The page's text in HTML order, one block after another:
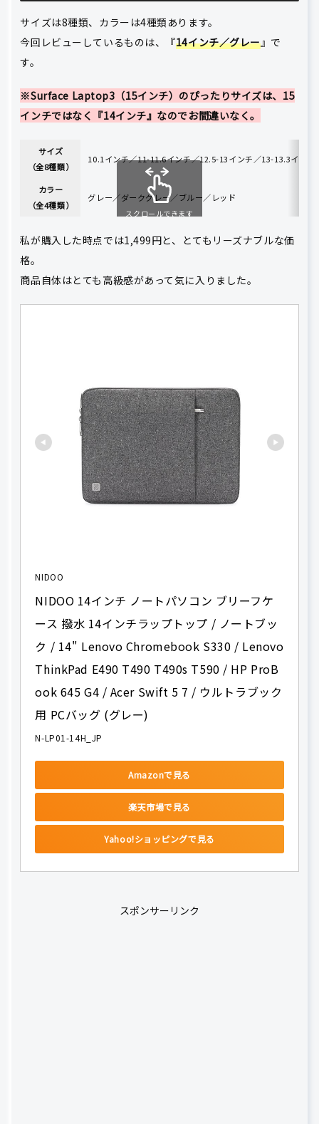
サイズは8種類、カラーは4種類あります。
今回レビューしているものは、『14インチ／グレー』で
す。
※Surface Laptop3（15インチ）のぴったりサイズは、15
インチではなく『14インチ』なのでお間違いなく。
サイズ
（全8種類）
10.1インチ／11-11.6インチ／12.5-13インチ／13-13.3イン
カラー
（全4種類）
グレー／ダークグレー／ブルー／レッド
スクロールできます
私が購入した時点では1,499円と、とてもリーズナブルな価
格。
商品自体はとても高級感があって気に入りました。
NIDOO
NIDOO 14インチ ノートパソコン ブリーフケ
ース 撥水 14インチラップトップ / ノートブッ
ク / 14" Lenovo Chromebook S330 / Lenovo
ThinkPad E490 T490 T490s T590 / HP ProB
ook 645 G4 / Acer Swift 5 7 / ウルトラブック
用 PCバッグ (グレー)
N-LP01-14H_JP
Amazonで見る
楽天市場で見る
Yahoo!ショッピングで見る
スポンサーリンク